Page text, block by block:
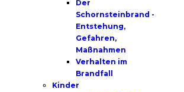
Der
Schornsteinbrand -
Entstehung,
Gefahren,
Maßnahmen
Verhalten im
Brandfall
Kinder